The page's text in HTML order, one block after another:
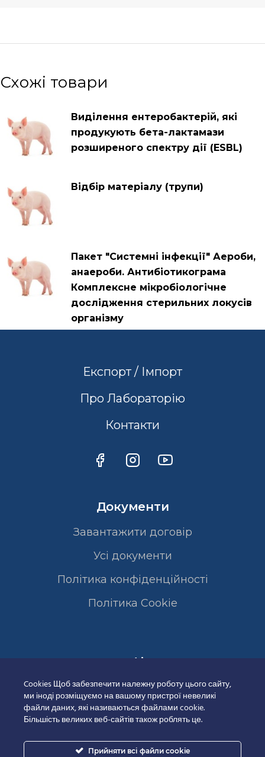
Схожі товари
Виділення ентеробактерій, які
продукують бета-лактамази
розширеного спектру дії (ESBL)
Відбір матеріалу (трупи)
Пакет "Системні інфекції" Аероби,
анаероби. Антибіотикограма
Комплексне мікробіологічне
дослідження стерильних локусів
організму
Експорт / Імпорт
Про Лабораторію
Контакти
Документи
Завантажити договір
Усі документи
Політика конфіденційності
Полiтика Cookie
Сертифікати
Cookies Щоб забезпечити належну роботу цього сайту,
ми іноді розміщуємо на вашому пристрої невеликі
файли даних, які називаються файлами cookie.
Більшість великих веб-сайтів також роблять це.
Прийняти всі файли cookie